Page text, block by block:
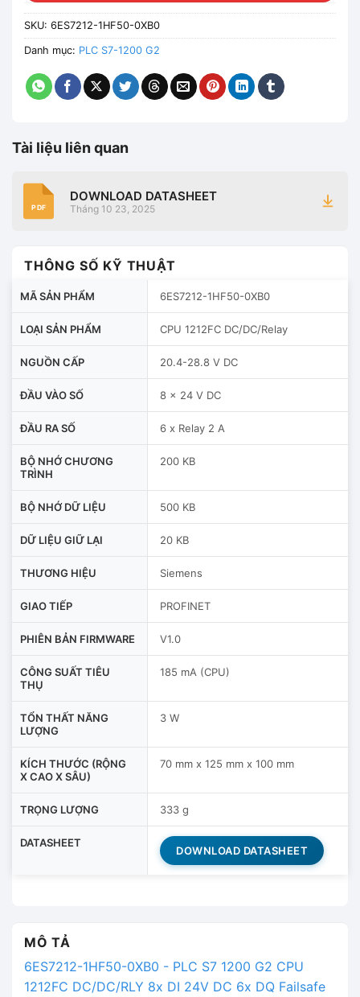
SKU: 6ES7212-1HF50-0XB0
Danh mục: PLC S7-1200 G2
Tài liệu liên quan
PDF
DOWNLOAD DATASHEET
Tháng 10 23, 2025
THÔNG SỐ KỸ THUẬT
MÃ SẢN PHẨM 6ES7212-1HF50-0XB0
LOẠI SẢN PHẨM CPU 1212FC DC/DC/Relay
NGUỒN CẤP 20.4-28.8 V DC
ĐẦU VÀO SỐ 8 x 24 V DC
ĐẦU RA SỐ 6 x Relay 2 A
BỘ NHỚ CHƯƠNG
TRÌNH
200 KB
BỘ NHỚ DỮ LIỆU 500 KB
DỮ LIỆU GIỮ LẠI 20 KB
THƯƠNG HIỆU Siemens
GIAO TIẾP PROFINET
PHIÊN BẢN FIRMWARE V1.0
CÔNG SUẤT TIÊU
THỤ
185 mA (CPU)
TỔN THẤT NĂNG
LƯỢNG
3 W
KÍCH THƯỚC (RỘNG
X CAO X SÂU)
70 mm x 125 mm x 100 mm
TRỌNG LƯỢNG 333 g
DATASHEET
DOWNLOAD DATASHEET
MÔ TẢ
6ES7212-1HF50-0XB0 - PLC S7 1200 G2 CPU
1212FC DC/DC/RLY 8x DI 24V DC 6x DQ Failsafe